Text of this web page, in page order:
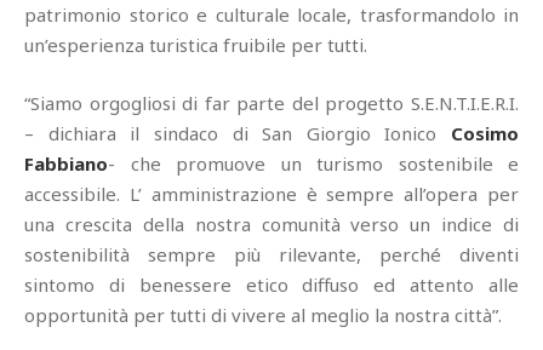
patrimonio storico e culturale locale, trasformandolo in
un’esperienza turistica fruibile per tutti.
“Siamo orgogliosi di far parte del progetto S.E.N.T.I.E.R.I.
– dichiara il sindaco di San Giorgio Ionico Cosimo
Fabbiano- che promuove un turismo sostenibile e
accessibile. L’ amministrazione è sempre all’opera per
una crescita della nostra comunità verso un indice di
sostenibilità sempre più rilevante, perché diventi
sintomo di benessere etico diffuso ed attento alle
opportunità per tutti di vivere al meglio la nostra città”.